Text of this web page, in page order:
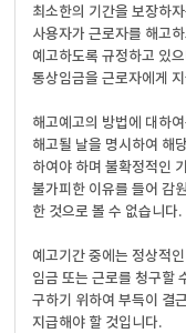
최소한의 기간을 보장하
사용자가 근로자를 해고
예고하도록 규정하고 있
통상임금을 근로자에게
해고예고의 방법에 대하
해고될 날을 명시하여 해
하여야 하며 불확정적인
불가피한 이유를 들어 감
한 것으로 볼 수 없습니다.
예고기간 중에는 정상적
임금 또는 근로를 청구할
구하기 위하여 부득이 결
지급해야 할 것입니다.